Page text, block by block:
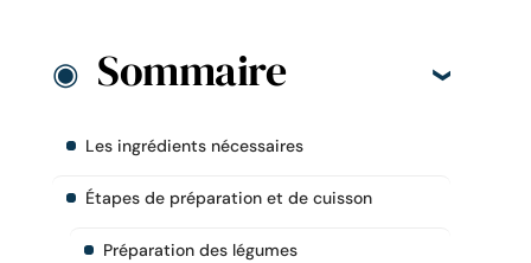
Sommaire
Les ingrédients nécessaires
Étapes de préparation et de cuisson
Préparation des légumes